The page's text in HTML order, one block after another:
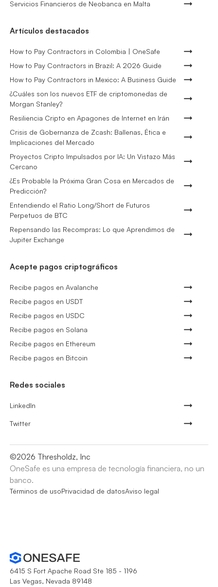
Servicios Financieros de Neobanca en Malta
Artículos destacados
How to Pay Contractors in Colombia | OneSafe
How to Pay Contractors in Brazil: A 2026 Guide
How to Pay Contractors in Mexico: A Business Guide
¿Cuáles son los nuevos ETF de criptomonedas de
Morgan Stanley?
Resiliencia Cripto en Apagones de Internet en Irán
Crisis de Gobernanza de Zcash: Ballenas, Ética e
Implicaciones del Mercado
Proyectos Cripto Impulsados por IA: Un Vistazo Más
Cercano
¿Es Probable la Próxima Gran Cosa en Mercados de
Predicción?
Entendiendo el Ratio Long/Short de Futuros
Perpetuos de BTC
Repensando las Recompras: Lo que Aprendimos de
Jupiter Exchange
Acepte pagos criptográficos
Recibe pagos en Avalanche
Recibe pagos en USDT
Recibe pagos en USDC
Recibe pagos en Solana
Recibe pagos en Ethereum
Recibe pagos en Bitcoin
Redes sociales
LinkedIn
Twitter
©2026 Thresholdz, Inc
OneSafe es una empresa de tecnología financiera, no un
banco.
Términos de usoPrivacidad de datosAviso legal
6415 S Fort Apache Road Ste 185 - 1196
Las Vegas, Nevada 89148